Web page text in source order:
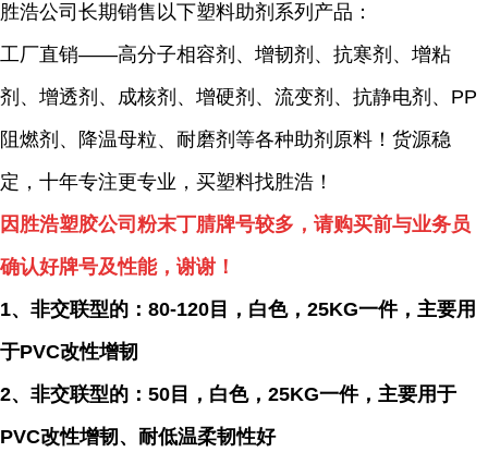
胜浩公司长期销售以下塑料助剂系列产品：
工厂直销——高分子相容剂、增韧剂、抗寒剂、增粘
剂、增透剂、成核剂、增硬剂、流变剂、抗静电剂、PP
阻燃剂、降温母粒、耐磨剂等各种助剂原料！货源稳
定，十年专注更专业，买塑料找胜浩！
因胜浩塑胶公司粉末丁腈牌号较多，请购买前与业务员
确认好牌号及性能，谢谢！
1、非交联型的：80-120目，白色，25KG一件， 主要用
于PVC改性增韧
2、非交联型的：50目，白色， 25KG一件，主要用于
PVC改性增韧、耐低温柔韧性好